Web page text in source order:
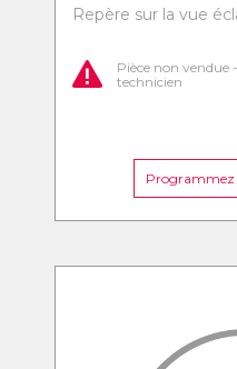
Repère sur la vue
Pièce non vendue
technicien